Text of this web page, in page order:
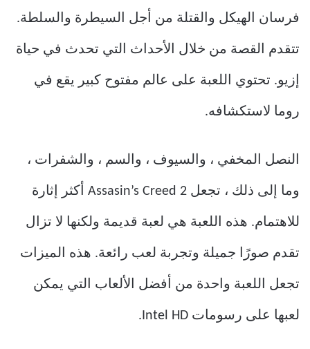
فرسان الهيكل والقتلة من أجل السيطرة والسلطة.
تتقدم القصة من خلال الأحداث التي تحدث في حياة
إزيو. تحتوي اللعبة على عالم مفتوح كبير يقع في
روما لاستكشافه.
النصل المخفي ، والسيوف ، والسم ، والشفرات ،
وما إلى ذلك ، تجعل Assasin’s Creed 2 أكثر إثارة
للاهتمام. هذه اللعبة هي لعبة قديمة ولكنها لا تزال
تقدم صورًا جميلة وتجربة لعب رائعة. هذه الميزات
تجعل اللعبة واحدة من أفضل الألعاب التي يمكن
لعبها على رسومات Intel HD.